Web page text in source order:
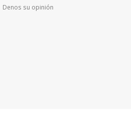
Denos su opinión